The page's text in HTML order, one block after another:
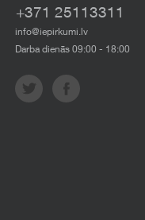
+371 25113311
info@iepirkumi.lv
Darba dienās 09:00 - 18:00